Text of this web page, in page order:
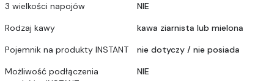
3 wielkości napojów
NIE
Rodzaj kawy
kawa ziarnista lub mielona
Pojemnik na produkty INSTANT
nie dotyczy / nie posiada
Możliwość podłączenia
NIE